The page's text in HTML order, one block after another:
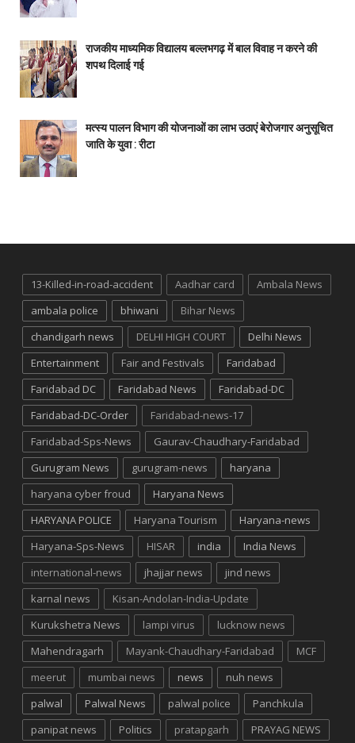
राजकीय माध्यमिक विद्यालय बल्लभगढ़ में बाल विवाह न करने की
शपथ दिलाई गई
मत्स्य पालन विभाग की योजनाओं का लाभ उठाएं बेरोजगार अनुसूचित
जाति के युवा : रीटा
13-Killed-in-road-accident Aadhar card
Ambala News
ambala police
bhiwani
Bihar News
chandigarh news
DELHI HIGH COURT
Delhi News
Entertainment
Fair and Festivals
Faridabad
Faridabad DC
Faridabad News
Faridabad-DC
Faridabad-DC-Order
Faridabad-news-17
Faridabad-Sps-News
Gaurav-Chaudhary-Faridabad
Gurugram News
gurugram-news
haryana
haryana cyber froud
Haryana News
HARYANA POLICE
Haryana Tourism
Haryana-news
Haryana-Sps-News
HISAR india
India News
international-news
jhajjar news
jind news
karnal news
Kisan-Andolan-India-Update
Kurukshetra News
lampi virus
lucknow news
Mahendragarh
Mayank-Chaudhary-Faridabad
MCF
meerut
mumbai news news
nuh news
palwal
Palwal News palwal police
Panchkula
panipat news
Politics pratapgarh PRAYAG NEWS